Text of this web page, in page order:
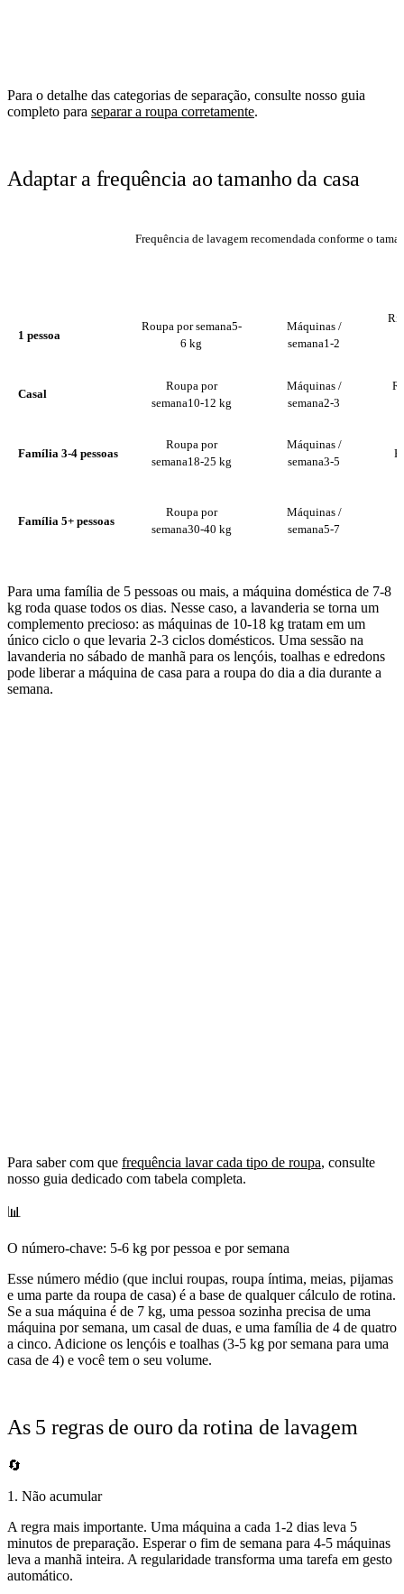
Para o detalhe das categorias de separação, consulte nosso guia
completo para separar a roupa corretamente.
Adaptar a frequência ao tamanho da casa
Frequência de lavagem recomendada conforme o
1 pessoa
Roupa por semana5-
6 kg
Máquinas /
semana1-2
Casal
Roupa por
semana10-12 kg
Máquinas /
semana2-3
Família 3-4 pessoas
Roupa por
semana18-25 kg
Máquinas /
semana3-5
Família 5+ pessoas
Roupa por
semana30-40 kg
Máquinas /
semana5-7
Para uma família de 5 pessoas ou mais, a máquina doméstica de 7-8
kg roda quase todos os dias. Nesse caso, a lavanderia se torna um
complemento precioso: as máquinas de 10-18 kg tratam em um
único ciclo o que levaria 2-3 ciclos domésticos. Uma sessão na
lavanderia no sábado de manhã para os lençóis, toalhas e edredons
pode liberar a máquina de casa para a roupa do dia a dia durante a
semana.
Para saber com que frequência lavar cada tipo de roupa, consulte
nosso guia dedicado com tabela completa.
📊
O número-chave: 5-6 kg por pessoa e por semana
Esse número médio (que inclui roupas, roupa íntima, meias, pijamas
e uma parte da roupa de casa) é a base de qualquer cálculo de rotina.
Se a sua máquina é de 7 kg, uma pessoa sozinha precisa de uma
máquina por semana, um casal de duas, e uma família de 4 de quatro
a cinco. Adicione os lençóis e toalhas (3-5 kg por semana para uma
casa de 4) e você tem o seu volume.
As 5 regras de ouro da rotina de lavagem
🔄
1. Não acumular
A regra mais importante. Uma máquina a cada 1-2 dias leva 5
minutos de preparação. Esperar o fim de semana para 4-5 máquinas
leva a manhã inteira. A regularidade transforma uma tarefa em gesto
automático.